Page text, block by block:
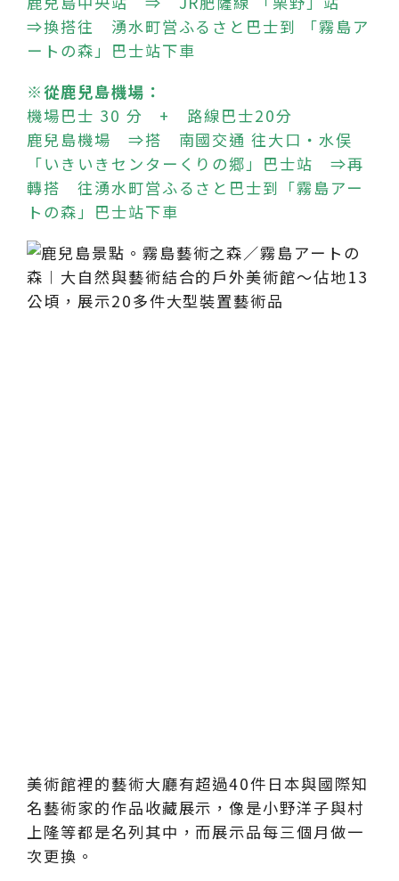
⇒換搭往 湧水町営ふるさと巴士到 「霧島ア
ートの森」巴士站下車
※從鹿兒島機場：
機場巴士 30 分 + 路線巴士20分
鹿兒島機場 ⇒搭 南國交通 往大口・水俣
「いきいきセンターくりの郷」巴士站 ⇒再
轉搭 往湧水町営ふるさと巴士到「霧島アー
トの森」巴士站下車
美術館裡的藝術大廳有超過40件日本與國際知
名藝術家的作品收藏展示，像是小野洋子與村
上隆等都是名列其中，而展示品每三個月做一
次更換。